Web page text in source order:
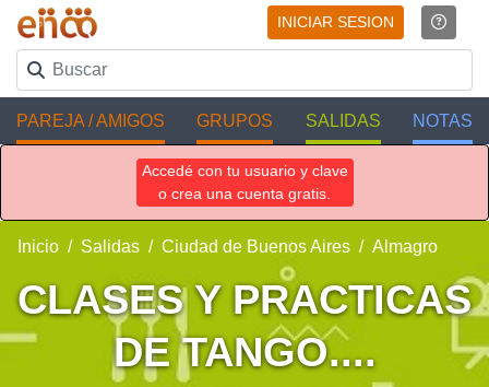
INICIAR SESION
PAREJA / AMIGOS GRUPOS SALIDAS NOTAS
Accedé con tu usuario y clave
o crea una cuenta gratis.
Inicio Salidas Ciudad de Buenos Aires Almagro
CLASES Y PRACTICAS
DE TANGO....